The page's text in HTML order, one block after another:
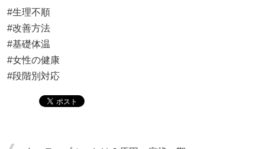
#生理不順
#改善方法
#基礎体温
#女性の健康
#段階別対応